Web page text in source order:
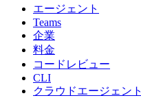
エージェント
Teams
企業
料金
コードレビュー
CLI
クラウドエージェント